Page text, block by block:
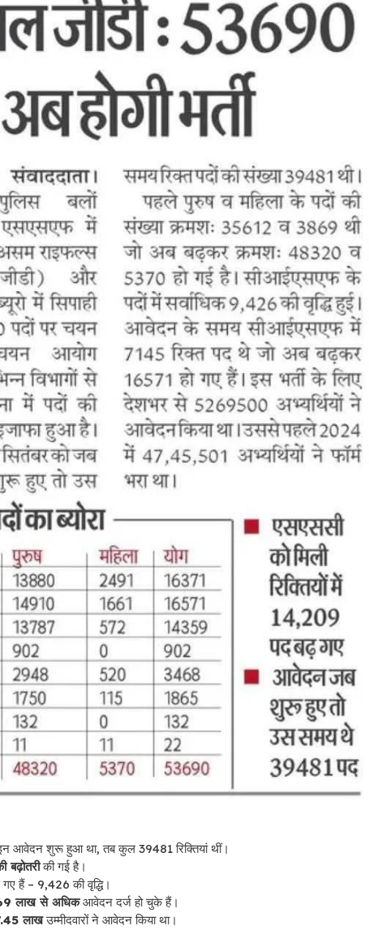
आवेदन शुरू हुआ था, तब कुल 39481 रिक्तियां थीं।
बढ़ोतरीकी गई है।
हैं – 9,426 की वृद्धि।
लाख से अधिकआवेदन दर्ज हो चुके हैं।
लाखउम्मीदवारों ने आवेदन किया था।